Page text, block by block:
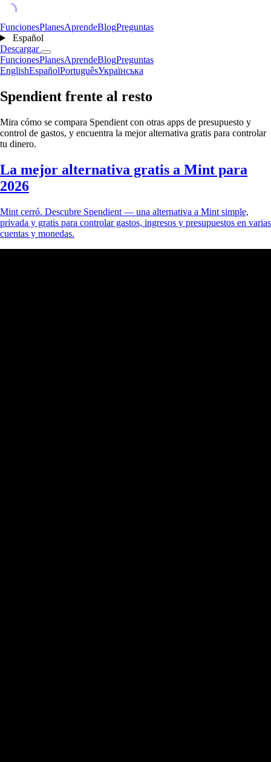
FuncionesPlanesAprendeBlogPreguntas
Español
Descargar
FuncionesPlanesAprendeBlogPreguntas
EnglishEspañolPortuguêsУкраїнська
Spendient frente al resto
Mira cómo se compara Spendient con otras apps de presupuesto y
control de gastos, y encuentra la mejor alternativa gratis para controlar
tu dinero.
La mejor alternativa gratis a Mint para
2026
Mint cerró. Descubre Spendient — una alternativa a Mint simple,
privada y gratis para controlar gastos, ingresos y presupuestos en varias
cuentas y monedas.